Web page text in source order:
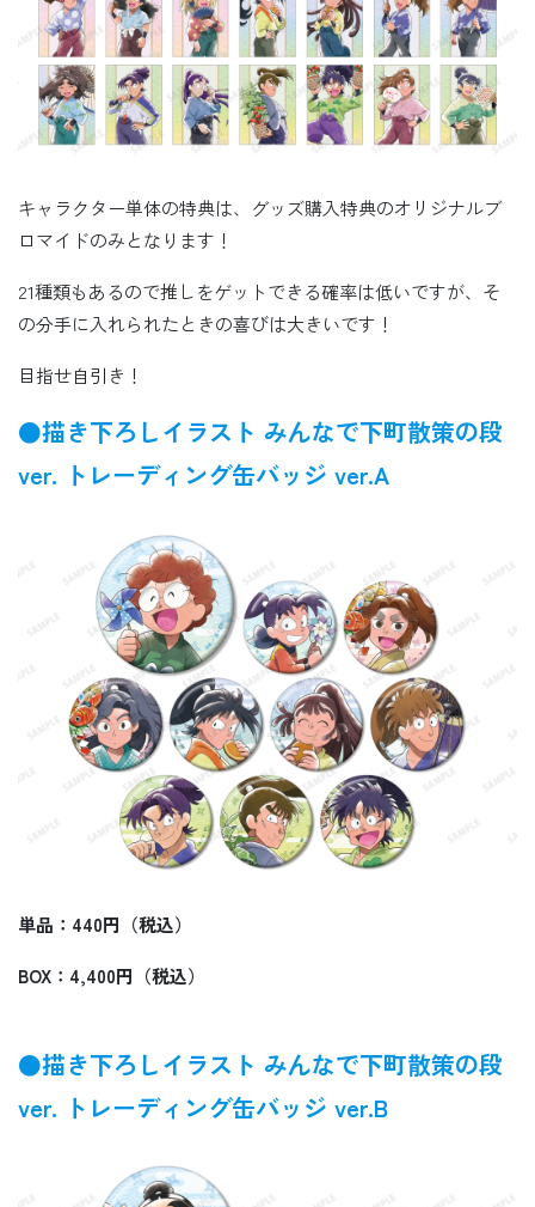
キャラクター単体の特典は、グッズ購入特典のオリジナルブ
ロマイドのみとなります！
21種類もあるので推しをゲットできる確率は低いですが、そ
の分手に入れられたときの喜びは大きいです！
目指せ自引き！
●描き下ろしイラスト みんなで下町散策の段
ver. トレーディング缶バッジ ver.A
単品：440円（税込）
BOX：4,400円（税込）
●描き下ろしイラスト みんなで下町散策の段
ver. トレーディング缶バッジ ver.B